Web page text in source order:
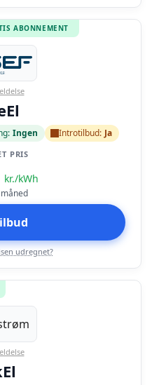
ABONNEMENT
Ingen Introtilbud: Ja
PRIS
kr./kWh
måned
udregnet?